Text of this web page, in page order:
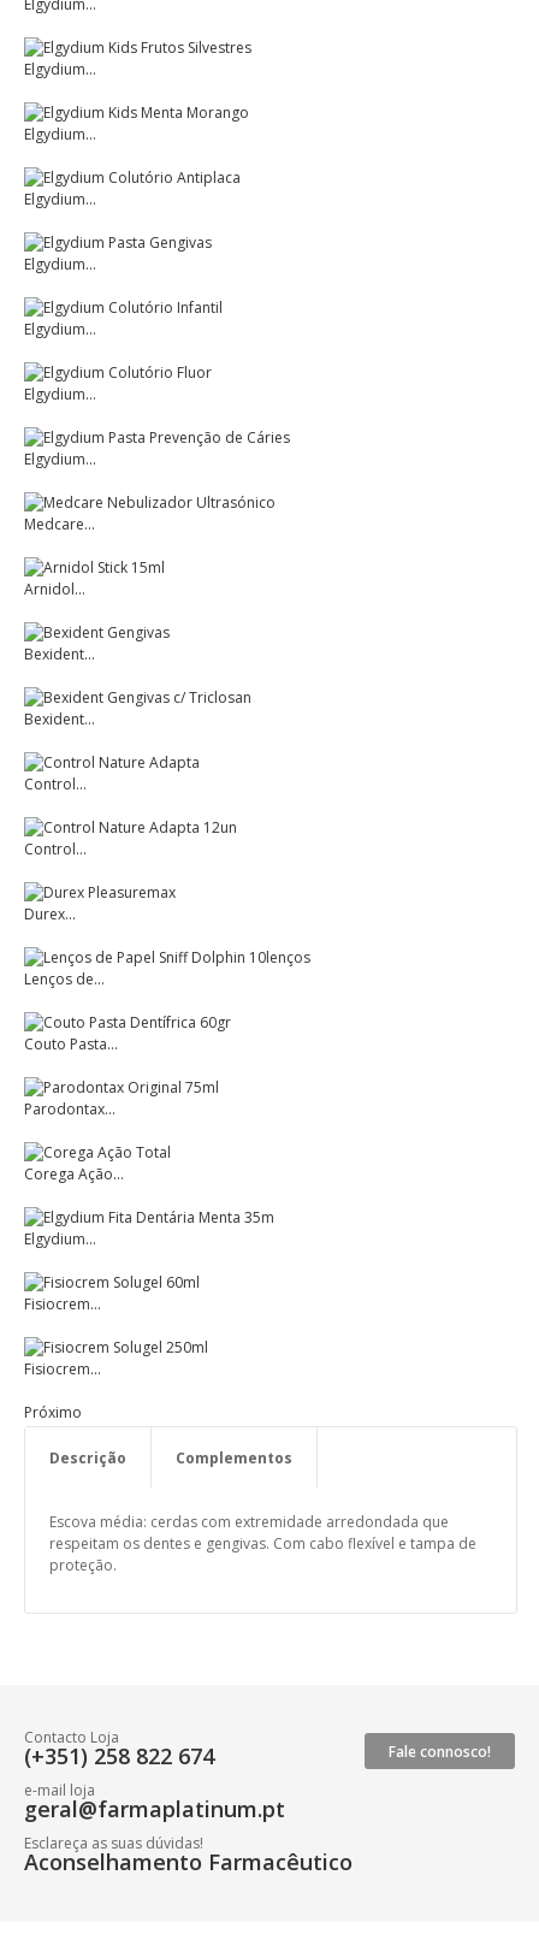
Elgydium...
Elgydium...
Elgydium...
Elgydium...
Elgydium...
Elgydium...
Elgydium...
Elgydium...
Medcare...
Arnidol...
Bexident...
Bexident...
Control...
Control...
Durex...
Lenços de...
Couto Pasta...
Parodontax...
Corega Ação...
Elgydium...
Fisiocrem...
Fisiocrem...
Próximo
Descrição Complementos
Escova média: cerdas com extremidade arredondada que
respeitam os dentes e gengivas. Com cabo flexível e tampa de
proteção.
Fale connosco!
Contacto Loja
(+351) 258 822 674
e-mail loja
geral@farmaplatinum.pt
Esclareça as suas dúvidas!
Aconselhamento Farmacêutico